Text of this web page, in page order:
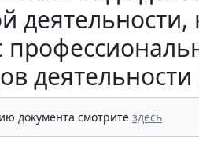
документа смотрите здесь